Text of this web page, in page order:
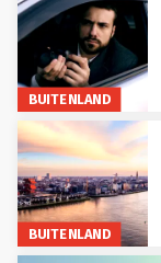
BUITENLAND
BUITENLAND